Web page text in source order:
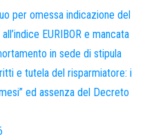
per omessa indicazione del
EURIBOR e mancata
in sede di stipula
e tutela del risparmiatore: i
ed assenza del Decreto